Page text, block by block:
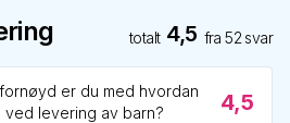
totalt 4,5 fra52 svar
er du med hvordan
levering av barn?
4,5